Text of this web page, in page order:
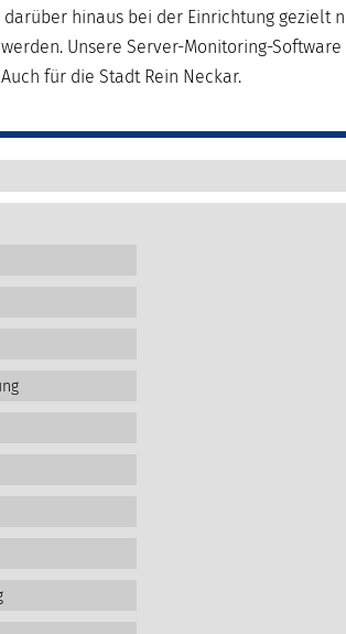
hinaus bei der Einrichtung gezielt
Unsere Server-Monitoring-
für die Stadt Rein Neckar.